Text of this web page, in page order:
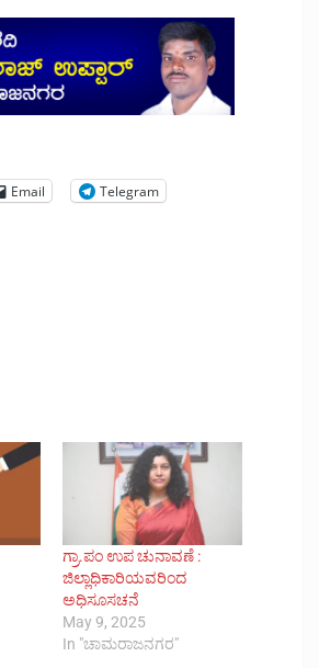
Email
Telegram
ಗ್ರಾ.ಪಂ ಉಪ ಚುನಾವಣೆ :
ಜಿಲ್ಲಾಧಿಕಾರಿಯವರಿಂದ
ಅಧಿಸೂಸಚನೆ
May 9, 2025
In "ಚಾಮರಾಜನಗರ"